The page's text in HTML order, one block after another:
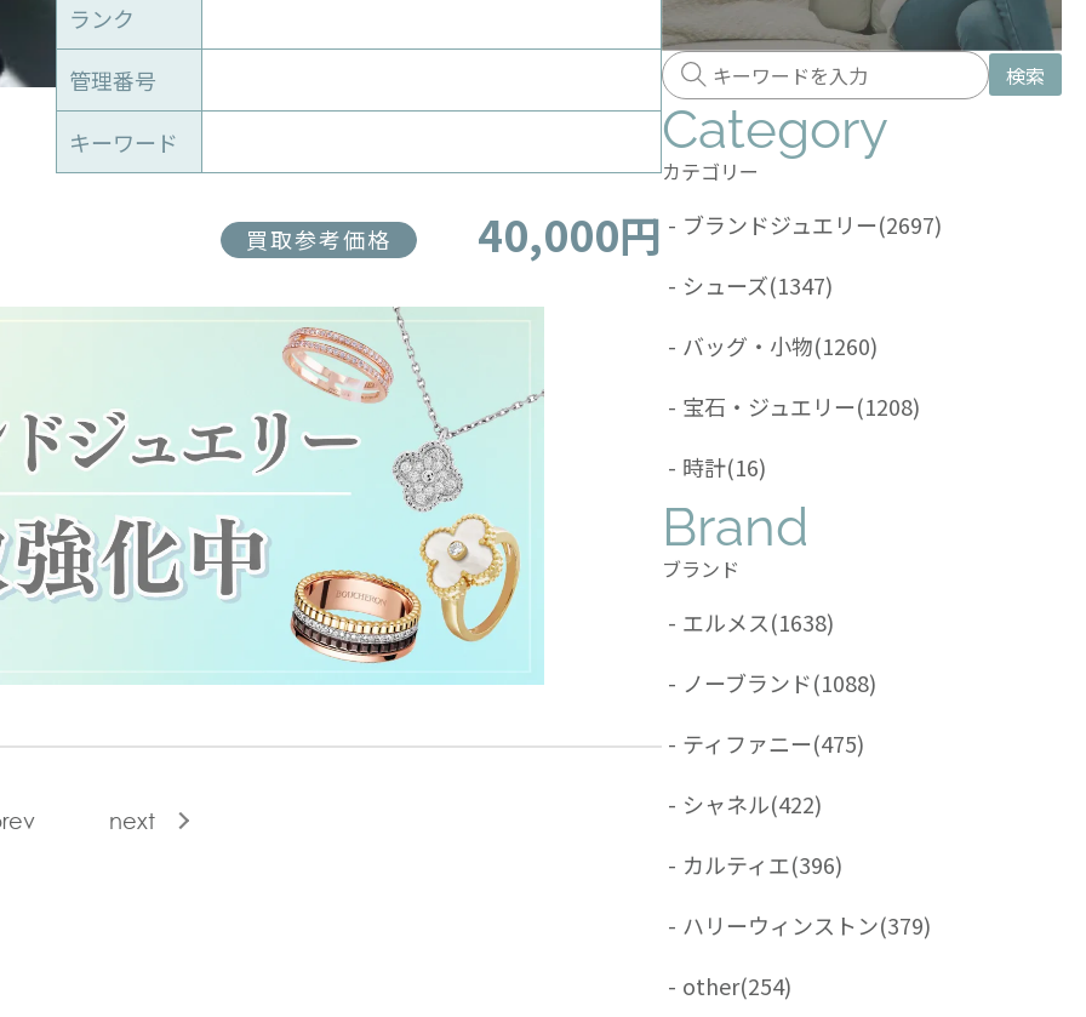
ランク
管理番号
キーワード
買取参考価格 40,000円
next
検索
Category
カテゴリー
- ブランドジュエリー(2697)
- シューズ(1347)
- バッグ・小物(1260)
- 宝石・ジュエリー(1208)
- 時計(16)
Brand
ブランド
- エルメス(1638)
- ノーブランド(1088)
- ティファニー(475)
- シャネル(422)
- カルティエ(396)
- ハリーウィンストン(379)
- other(254)